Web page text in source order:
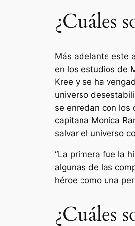
¿Cuáles
Más adelante este
en los estudios de
Kree y se ha
universo
se enredan con los
capitana Monica
salvar el universo
“La primera fue la
algunas de las
héroe como una
¿Cuáles